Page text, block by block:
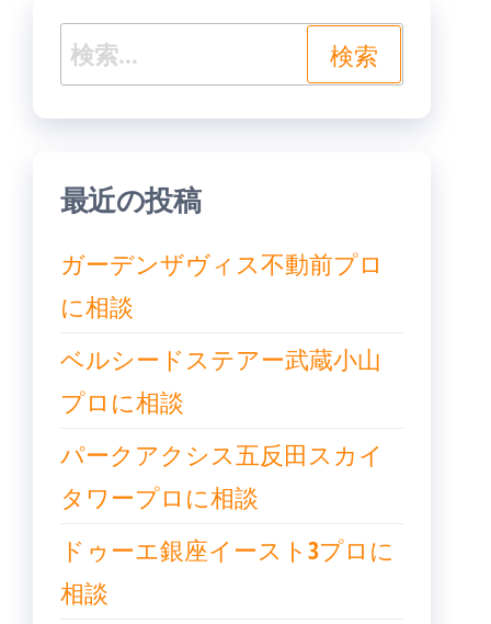
ョ
ン
検
索:
最近の投稿
ガーデンザヴィス不動前プロ
に相談
ベルシードステアー武蔵小山
プロに相談
パークアクシス五反田スカイ
タワープロに相談
ドゥーエ銀座イースト3プロに
相談